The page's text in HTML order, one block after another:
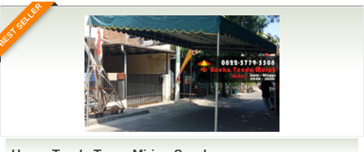
SELLER